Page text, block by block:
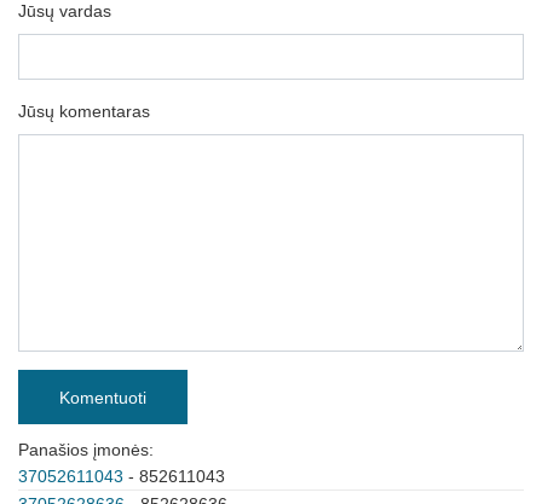
Jūsų vardas
Jūsų komentaras
Komentuoti
Panašios įmonės:
37052611043 - 852611043